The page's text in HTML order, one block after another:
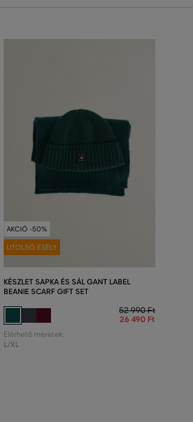
AKCIÓ -50%
UTOLSÓ ESÉLY
KÉSZLET SAPKA ÉS SÁL GANT LABEL
BEANIE SCARF GIFT SET
52 990 Ft
26 490 Ft
Elérhető méretek:
L/XL